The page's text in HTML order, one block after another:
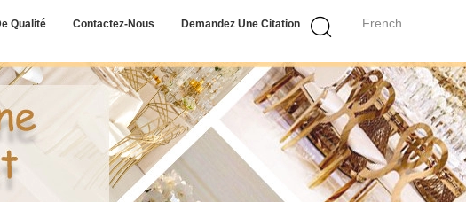
French
Qualité Contactez-Nous Demandez Une Citation